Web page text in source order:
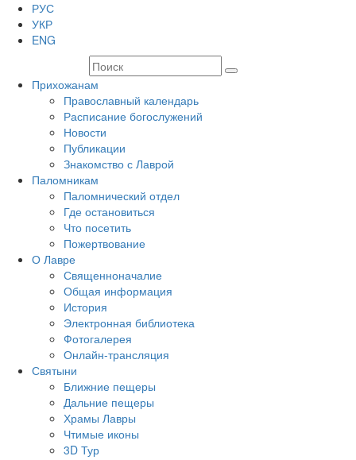
РУС
УКР
ENG
Прихожанам
Православный календарь
Расписание богослужений
Новости
Публикации
Знакомство с Лаврой
Паломникам
Паломнический отдел
Где остановиться
Что посетить
Пожертвование
О Лавре
Священноначалие
Общая информация
История
Электронная библиотека
Фотогалерея
Онлайн-трансляция
Святыни
Ближние пещеры
Дальние пещеры
Храмы Лавры
Чтимые иконы
3D Тур